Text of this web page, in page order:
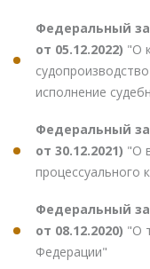
Федеральный
от 05.12.2022) "О
исполнение
Федеральный
от 30.12.2021) "О
процессуального
Федеральный
от 08.12.2020) "О
Федерации"